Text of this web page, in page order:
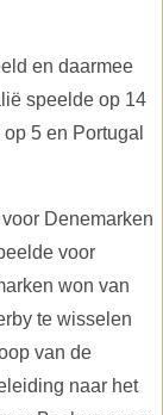
en daarmee
speelde op 14
5 en Portugal
Denemarken
voor
won van
te wisselen
van de
naar het